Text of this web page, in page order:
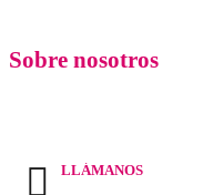
Sobre nosotros
LLÁMANOS